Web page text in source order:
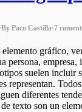
·By Paco Castilla·7
gráfico,
persona, empresa,
suelen incluir
representan.
diferentes
de texto son un